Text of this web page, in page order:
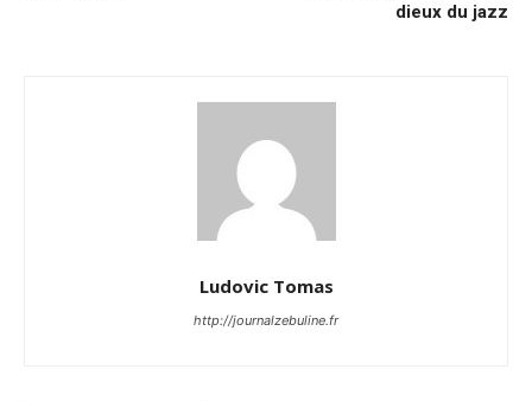
dieux du jazz
Ludovic Tomas
http://journalzebuline.fr